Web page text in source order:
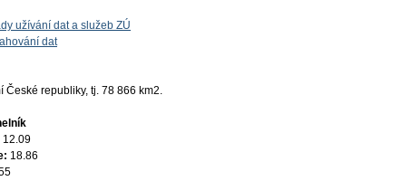
užívání dat a služeb ZÚ
dat
České republiky, tj. 78 866 km2.
12.09
18.86